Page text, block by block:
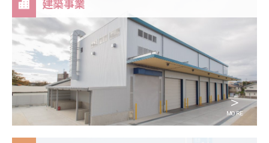
建築事業
＞
MORE